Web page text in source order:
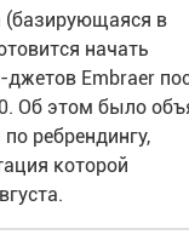
(базирующаяся в
начать
Embraer
Об этом было
ребрендингу,
которой